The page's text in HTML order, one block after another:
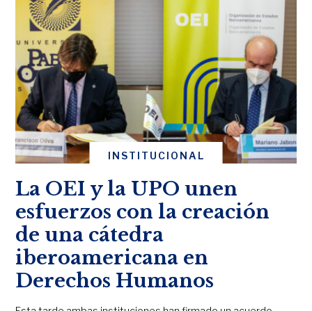
INSTITUCIONAL
La OEI y la UPO unen
esfuerzos con la creación
de una cátedra
iberoamericana en
Derechos Humanos